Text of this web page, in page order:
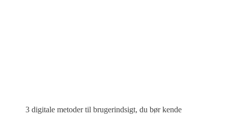
3 digitale metoder til brugerindsigt, du bør kende